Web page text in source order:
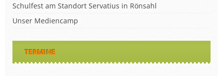
Schulfest am Standort Servatius in Rönsahl
Unser Mediencamp
TERMINE